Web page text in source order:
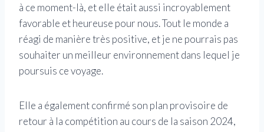
à ce moment-là, et elle était aussi incroyablement
favorable et heureuse pour nous. Tout le monde a
réagi de manière très positive, et je ne pourrais pas
souhaiter un meilleur environnement dans lequel je
poursuis ce voyage.
Elle a également confirmé son plan provisoire de
retour à la compétition au cours de la saison 2024,